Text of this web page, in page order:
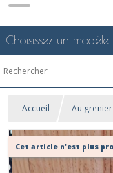
Accueil Au grenier